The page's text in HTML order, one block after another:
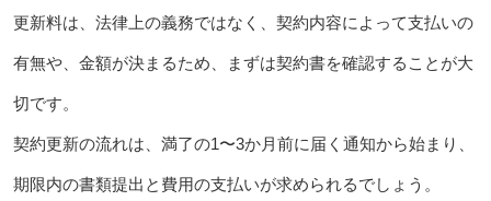
更新料は、法律上の義務ではなく、契約内容によって支払いの
有無や、金額が決まるため、まずは契約書を確認することが大
切です。
契約更新の流れは、満了の1〜3か月前に届く通知から始まり、
期限内の書類提出と費用の支払いが求められるでしょう。